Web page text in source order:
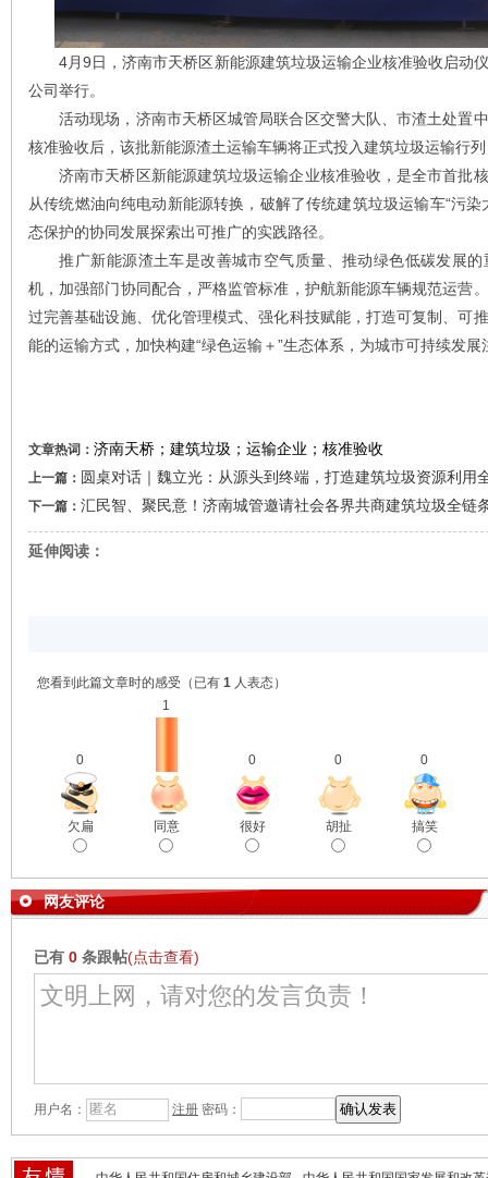
4月9日，济南市天桥区新能源建筑垃圾运输企业核准验收启动
公司举行。
活动现场，济南市天桥区城管局联合区交警大队、市渣土处置
核准验收后，该批新能源渣土运输车辆将正式投入建筑垃圾运输行
济南市天桥区新能源建筑垃圾运输企业核准验收，是全市首批
从传统燃油向纯电动新能源转换，破解了传统建筑垃圾运输车“污
态保护的协同发展探索出可推广的实践路径。
推广新能源渣土车是改善城市空气质量、推动绿色低碳发展的
机，加强部门协同配合，严格监管标准，护航新能源车辆规范运营
过完善基础设施、优化管理模式、强化科技赋能，打造可复制、可
能的运输方式，加快构建“绿色运输＋”生态体系，为城市可持续发展
文章热词： 济南天桥；建筑垃圾；运输企业；核准验收
上一篇： 圆桌对话｜魏立光：从源头到终端，打造建筑垃圾资源利用
下一篇： 汇民智、聚民意！济南城管邀请社会各界共商建筑垃圾全链
延伸阅读：
您看到此篇文章时的感受 （已有 1 人表态）
0
欠扁
1
同意
0
很好
0
胡扯
0
搞笑
网友评论
已有 0 条跟帖(点击查看)
用户名： 注册 密码：